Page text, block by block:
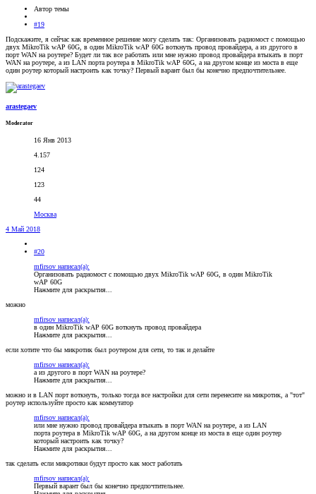
Автор темы
#19
Подскажите, я сейчас как временное решение могу сделать так: Организовать радиомост с помощью
двух MikroTik wAP 60G, в один MikroTik wAP 60G воткнуть провод провайдера, а из другого в
порт WAN на роутере? Будет ли так все работать или мне нужно провод провайдера втыкать в порт
WAN на роутере, а из LAN порта роутера в MikroTik wAP 60G, а на другом конце из моста в еще
один роутер который настроить как точку? Первый варант был бы конечно предпочтительнее.
arastegaev
Moderator
16 Янв 2013
4.157
124
123
44
Москва
4 Май 2018
#20
mfirsov написал(а):
Организовать радиомост с помощью двух MikroTik wAP 60G, в один MikroTik
wAP 60G
Нажмите для раскрытия...
можно
mfirsov написал(а):
в один MikroTik wAP 60G воткнуть провод провайдера
Нажмите для раскрытия...
если хотите что бы микротик был роутером для сети, то так и делайте
mfirsov написал(а):
а из другого в порт WAN на роутере?
Нажмите для раскрытия...
можно и в LAN порт воткнуть, только тогда все настройки для сети перенесите на микротик, а "тот"
роутер используйте просто как коммутатор
mfirsov написал(а):
или мне нужно провод провайдера втыкать в порт WAN на роутере, а из LAN
порта роутера в MikroTik wAP 60G, а на другом конце из моста в еще один роутер
который настроить как точку?
Нажмите для раскрытия...
так сделать если микротики будут просто как мост работать
mfirsov написал(а):
Первый варант был бы конечно предпочтительнее.